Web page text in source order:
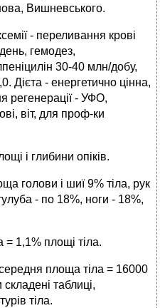
Вишневського.
- переливання крові
гемодез,
30-40 млн/добу,
Дієта - енергетично цінна,
регенерації - УФО,
віт, для проф-ки
і глибини опіків.
голови і шиї 9% тіла, рук
- по 18%, ноги - 18%,
= 1,1% площі тіла.
площа тіла = 16000
таблиці,
тіла.